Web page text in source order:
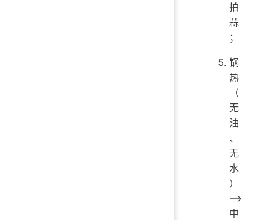
拍
蒜
；
锅
热
（
无
油
、
无
水
）
——>
中